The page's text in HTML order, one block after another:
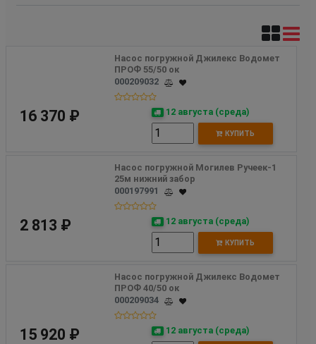
Насос погружной Джилекс Водомет
ПРОФ 55/50 ок
000209032
16 370 ₽ 12 августа (среда)
КУПИТЬ
Насос погружной Могилев Ручеек-1
25м нижний забор
000197991
2 813 ₽ 12 августа (среда)
КУПИТЬ
Насос погружной Джилекс Водомет
ПРОФ 40/50 ок
000209034
15 920 ₽ 12 августа (среда)